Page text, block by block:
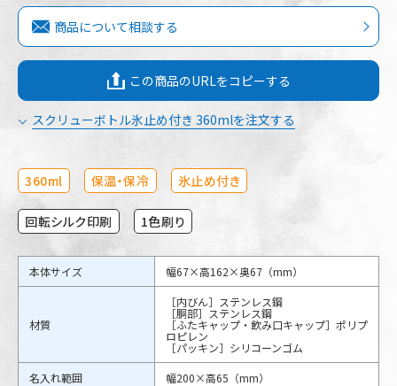
商品について相談する
この商品のURLをコピーする
スクリューボトル氷止め付き 360mlを注文する
360ml 保温・保冷 氷止め付き
回転シルク印刷 1色刷り
本体サイズ 幅67×高162×奥67（mm）
材質
［内びん］ステンレス鋼
［胴部］ステンレス鋼
［ふたキャップ・飲み口キャップ］ポリプ
ロピレン
［パッキン］シリコーンゴム
名入れ範囲
幅200×高65（mm）